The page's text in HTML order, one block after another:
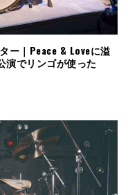
ー｜Peace & Loveに溢
演でリンゴが使った